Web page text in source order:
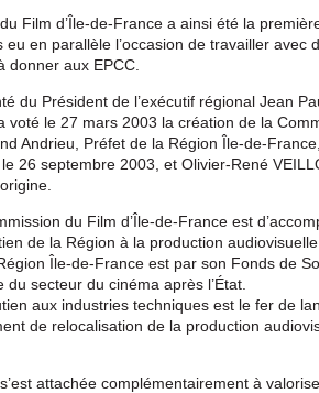
Film d’Île-de-France a ainsi été la
eu en parallèle l’occasion de travailler avec
donner aux EPCC.
du Président de l’exécutif régional Jean
voté le 27 mars 2003 la création de la
Andrieu, Préfet de la Région Île-de-
26 septembre 2003, et Olivier-René
du Film d’Île-de-France est
de la Région à la production
Île-de-France est par son Fonds de
du secteur du cinéma après l’État.
aux industries techniques est le fer de
de relocalisation de la production
attachée complémentairement à